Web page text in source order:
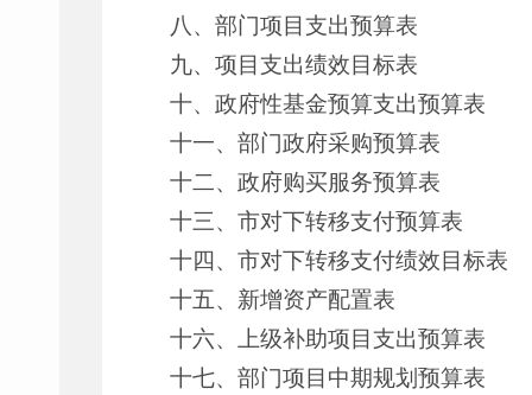
八、部门项目支出预算表
九、项目支出绩效目标表
十、政府性基金预算支出预算表
十一、部门政府采购预算表
十二、政府购买服务预算表
十三、市对下转移支付预算表
十四、市对下转移支付绩效目标表
十五、新增资产配置表
十六、上级补助项目支出预算表
十七、部门项目中期规划预算表